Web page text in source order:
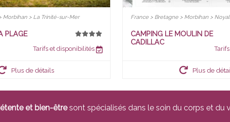
Morbihan > La Trinité-sur-Mer
PLAGE
Tarifs et disponibilités
Plus de détails
France > Bretagne > Morbihan >
CAMPING LE MOULIN DE
CADILLAC
Plus de
et bien-êtresont spécialisés dans le soin du corps et du